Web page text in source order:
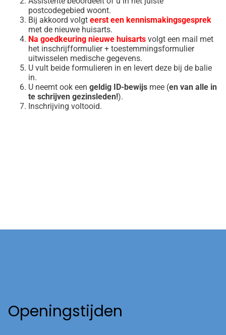
postcodegebied woont.
Bij akkoord volgt eerst een kennismakingsgesprek
met de nieuwe huisarts.
Na goedkeuring nieuwe huisarts volgt een mail met
het inschrijfformulier + toestemmingsformulier
uitwisselen medische gegevens.
U vult beide formulieren in en levert deze bij de balie
in.
U neemt ook een geldig ID-bewijs mee (en van alle in
te schrijven gezinsleden!).
Inschrijving voltooid.
Openingstijden